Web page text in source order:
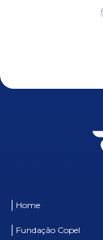
Home
Fundação Copel